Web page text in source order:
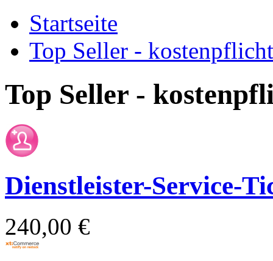
Startseite
Top Seller -
Top Seller -
Dienstleister-Service-
240,00 €